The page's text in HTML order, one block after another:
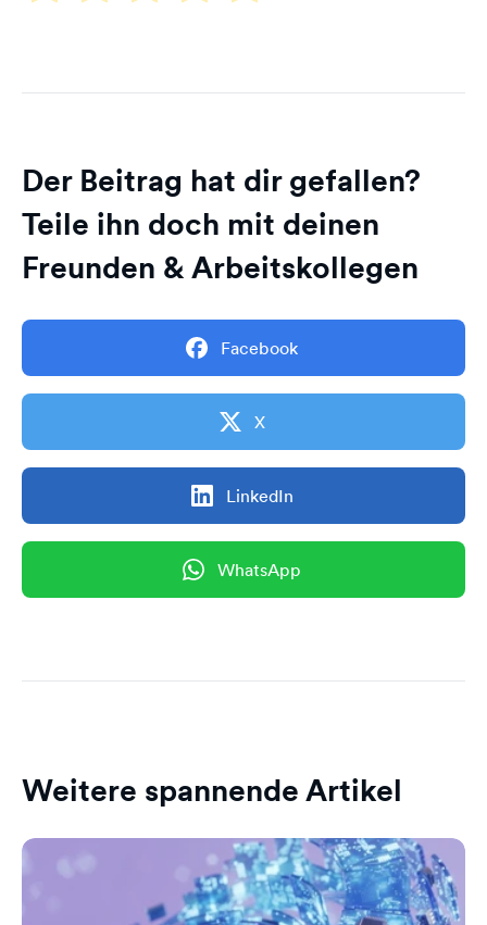
Der Beitrag hat dir gefallen?
Teile ihn doch mit deinen
Freunden & Arbeitskollegen
Facebook
X
LinkedIn
WhatsApp
Weitere spannende Artikel